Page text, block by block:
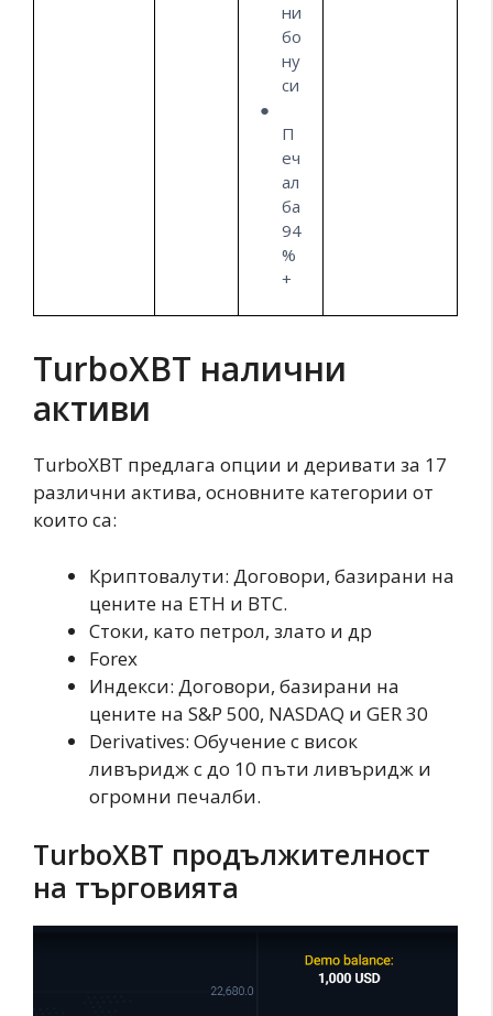
ни
бо
ну
си
П
еч
ал
ба
94
%
+
TurboXBT налични
активи
TurboXBT предлага опции и деривати за 17
различни актива, основните категории от
които са:
Криптовалути: Договори, базирани на
цените на ETH и BTC.
Стоки, като петрол, злато и др
Forex
Индекси: Договори, базирани на
цените на S&P 500, NASDAQ и GER 30
Derivatives: Обучение с висок
ливъридж с до 10 пъти ливъридж и
огромни печалби.
TurboXBT продължителност
на търговията